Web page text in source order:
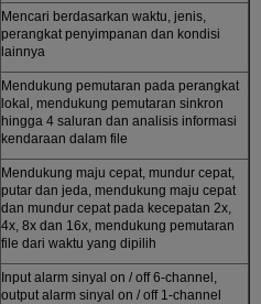
Mencari berdasarkan waktu, jenis,
perangkat penyimpanan dan kondisi
lainnya
Mendukung pemutaran pada perangkat
lokal, mendukung pemutaran sinkron
hingga 4 saluran dan analisis informasi
kendaraan dalam file
Mendukung maju cepat, mundur cepat,
putar dan jeda, mendukung maju cepat
dan mundur cepat pada kecepatan 2x,
4x, 8x dan 16x, mendukung pemutaran
file dari waktu yang dipilih
Input alarm sinyal on / off 6-channel,
output alarm sinyal on / off 1-channel